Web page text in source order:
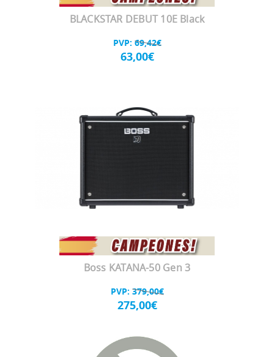
BLACKSTAR DEBUT 10E Black
PVP: 69,42€
63,00€
Boss KATANA-50 Gen 3
PVP: 379,00€
275,00€